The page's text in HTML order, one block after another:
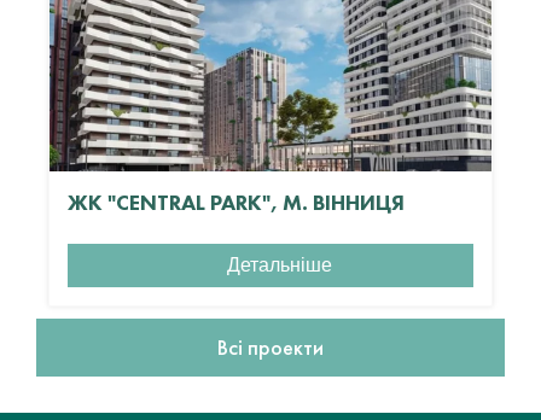
ЖК "CENTRAL PARK", М. ВІННИЦЯ
Детальніше
Всі проекти